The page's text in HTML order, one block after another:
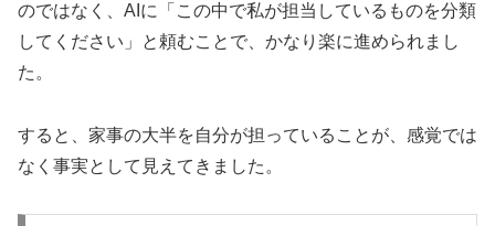
のではなく、AIに「この中で私が担当しているものを分類
してください」と頼むことで、かなり楽に進められまし
た。
すると、家事の大半を自分が担っていることが、感覚では
なく事実として見えてきました。